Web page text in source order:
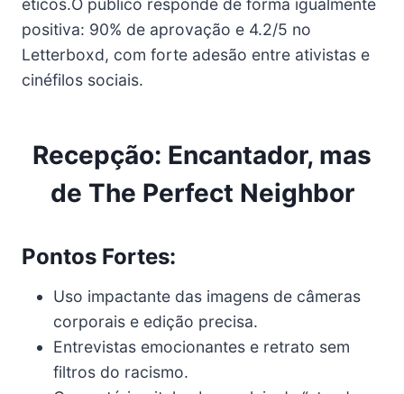
éticos.O público responde de forma igualmente
positiva: 90% de aprovação e 4.2/5 no
Letterboxd, com forte adesão entre ativistas e
cinéfilos sociais.
Recepção: Encantador, mas
de The Perfect Neighbor
Pontos Fortes:
Uso impactante das imagens de câmeras
corporais e edição precisa.
Entrevistas emocionantes e retrato sem
filtros do racismo.